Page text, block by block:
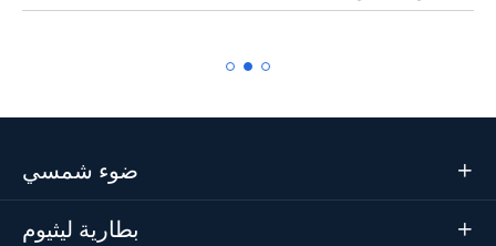
ضوء شمسي 
بطارية ليثيوم 